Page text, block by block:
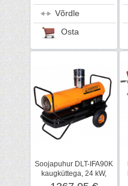
Võrdle
Osta
Soojapuhur DLT-IFA90K
kaugküttega, 24 kW,
Daewoo